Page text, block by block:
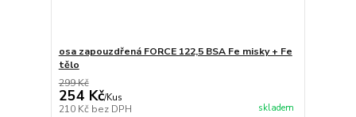
osa zapouzdřená FORCE 122,5 BSA Fe misky + Fe
tělo
299 Kč
254 Kč/Kus
210 Kč bez DPH skladem